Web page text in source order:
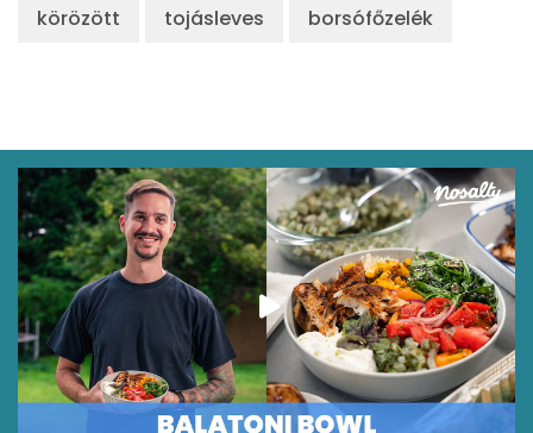
körözött tojásleves borsófőzelék